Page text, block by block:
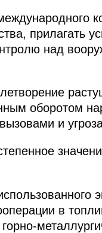
прилагать
над
оборотом
и
в